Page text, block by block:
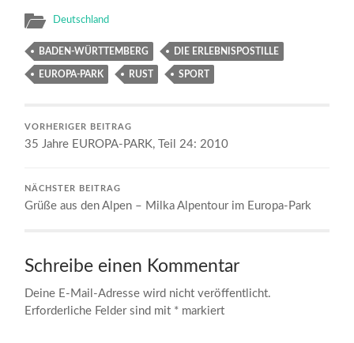
Deutschland
BADEN-WÜRTTEMBERG DIE ERLEBNISPOSTILLE
EUROPA-PARK RUST SPORT
VORHERIGER BEITRAG
35 Jahre EUROPA-PARK, Teil 24: 2010
NÄCHSTER BEITRAG
Grüße aus den Alpen – Milka Alpentour im Europa-Park
Schreibe einen Kommentar
Deine E-Mail-Adresse wird nicht veröffentlicht.
Erforderliche Felder sind mit * markiert